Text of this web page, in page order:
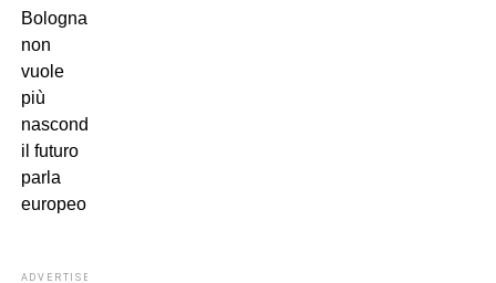
Bologna
non
vuole
più
nascondersi:
il futuro
parla
europeo.
ADVERTISEMENT